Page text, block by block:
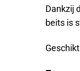
Dankzij
beits is